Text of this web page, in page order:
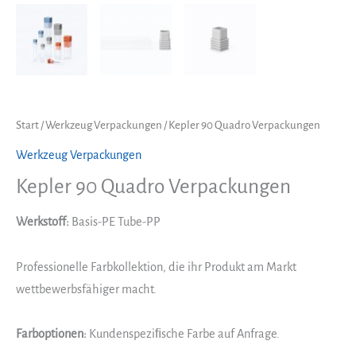
Start /Werkzeug Verpackungen / Kepler 90 Quadro Verpackungen
Werkzeug Verpackungen
Kepler 90 Quadro Verpackungen
Werkstoff: Basis-PE Tube-PP
Professionelle Farbkollektion, die ihr Produkt am Markt
wettbewerbsfähiger macht.
Farboptionen: Kundenspeziﬁsche Farbe auf Anfrage.